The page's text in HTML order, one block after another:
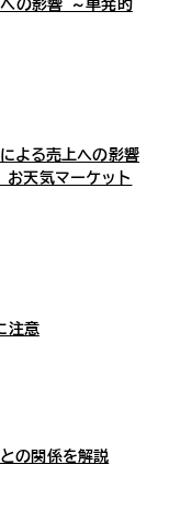
の影響 ～単発的
よる売上への影響
お天気マーケット
注意
の関係を解説